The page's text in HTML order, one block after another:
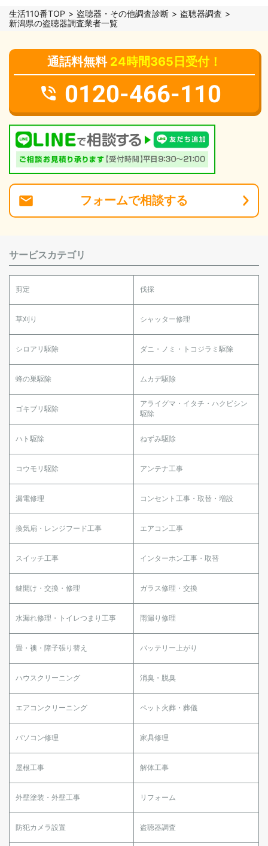
生活110番TOP 盗聴器・その他調査診断
盗聴器調査
新潟県の盗聴器調査業者一覧
通話料無料 24時間365日受付！
0120-466-110
フォームで相談する
サービスカテゴリ
剪定 伐採
草刈り シャッター修理
シロアリ駆除 ダニ・ノミ・トコジラミ駆除
蜂の巣駆除 ムカデ駆除
ゴキブリ駆除
アライグマ・イタチ・ハクビシン
駆除
ハト駆除 ねずみ駆除
コウモリ駆除 アンテナ工事
漏電修理 コンセント工事・取替・増設
換気扇・レンジフード工事 エアコン工事
スイッチ工事 インターホン工事・取替
鍵開け・交換・修理 ガラス修理・交換
水漏れ修理・トイレつまり工事 雨漏り修理
畳・襖・障子張り替え バッテリー上がり
ハウスクリーニング 消臭・脱臭
エアコンクリーニング ペット火葬・葬儀
パソコン修理 家具修理
屋根工事 解体工事
外壁塗装・外壁工事 リフォーム
防犯カメラ設置 盗聴器調査